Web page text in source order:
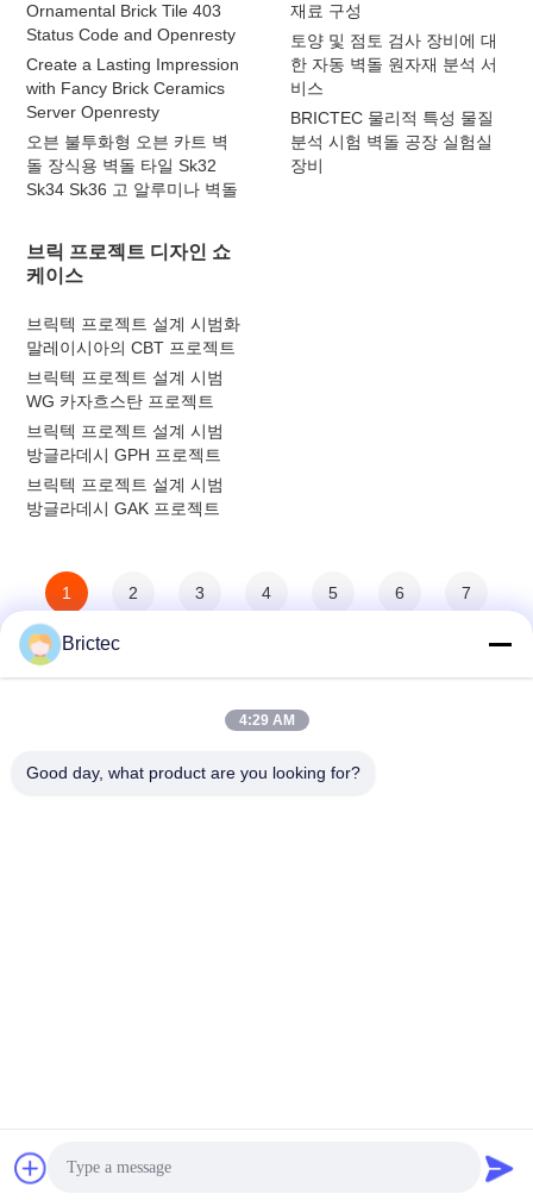
Ornamental Brick Tile 403
Status Code and Openresty
Create a Lasting Impression
with Fancy Brick Ceramics
Server Openresty
오븐 불투화형 오븐 카트 벽
돌 장식용 벽돌 타일 Sk32
Sk34 Sk36 고 알루미나 벽돌
재료 구성
토양 및 점토 검사 장비에 대
한 자동 벽돌 원자재 분석 서
비스
BRICTEC 물리적 특성 물질
분석 시험 벽돌 공장 실험실
장비
브릭 프로젝트 디자인 쇼
케이스
브릭텍 프로젝트 설계 시범화
말레이시아의 CBT 프로젝트
브릭텍 프로젝트 설계 시범
WG 카자흐스탄 프로젝트
브릭텍 프로젝트 설계 시범
방글라데시 GPH 프로젝트
브릭텍 프로젝트 설계 시범
방글라데시 GAK 프로젝트
1 2 3 4 5 6 7
2026 Xi'an Brictec Engineering Co., Ltd. . 판권 소유.
Brictec
4:29 AM
Good day, what product are you looking for?